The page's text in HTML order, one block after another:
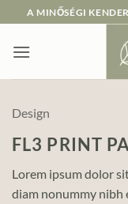
to
content
A MINŐSÉGI
Design
FL3 PRINT
Lorem ipsum dolor
diam nonummy